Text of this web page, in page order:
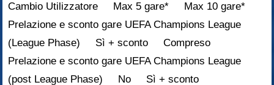
Cambio Utilizzatore Max 5 gare* Max 10 gare*
Prelazione e sconto gare UEFA Champions League
(League Phase) Sì + sconto Compreso
Prelazione e sconto gare UEFA Champions League
(post League Phase) No Sì + sconto